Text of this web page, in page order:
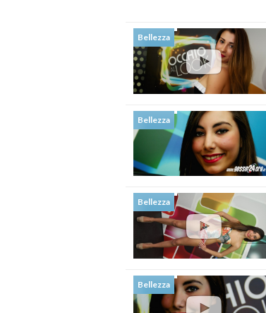
Bellezza
Bellezza
Bellezza
Bellezza